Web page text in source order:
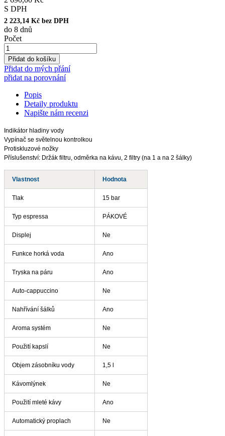
S DPH
2 223,14 Kč bez DPH
do 8 dnů
Počet
Přidat do košíku
Přidat do mých přání
přidat na porovnání
Popis
Detaily produktu
Napište nám recenzi
Indikátor hladiny vody
Vypínač se světelnou kontrolkou
Protiskluzové nožky
Příslušenství: Držák filtru, odměrka na kávu, 2 filtry (na 1 a na 2 šálky)
Vlastnost Hodnota
Tlak 15 bar
Typ espressa PÁKOVÉ
Displej Ne
Funkce horká voda Ano
Tryska na páru Ano
Auto-cappuccino Ne
Nahřívání šálků Ano
Aroma systém Ne
Použití kapslí Ne
Objem zásobníku vody 1,5 l
Kávomlýnek Ne
Použití mleté kávy Ano
Automatický proplach Ne